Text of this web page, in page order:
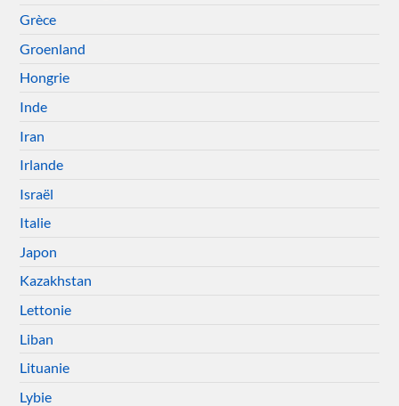
Grèce
Groenland
Hongrie
Inde
Iran
Irlande
Israël
Italie
Japon
Kazakhstan
Lettonie
Liban
Lituanie
Lybie